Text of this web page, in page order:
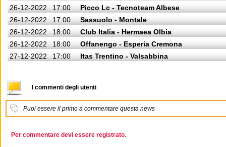
26-12-2022
17:00
Picco Lc - Tecnoteam Albese
26-12-2022
17:00
Sassuolo - Montale
26-12-2022
18:00
Club Italia - Hermaea Olbia
26-12-2022
18:00
Offanengo - Esperia Cremona
27-12-2022
17:00 Itas Trentino - Valsabbina
I commenti degli utenti
Puoi essere il primo a commentare questa news
Per commentare devi essere registrato.